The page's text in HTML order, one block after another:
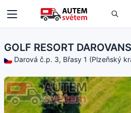
GOLF RESORT
Darová č.p. 3, Břasy 1 (Plzeňský